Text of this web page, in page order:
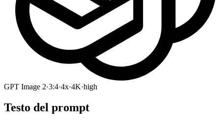
GPT Image 2·3:4·4x·4K·high
Testo del prompt